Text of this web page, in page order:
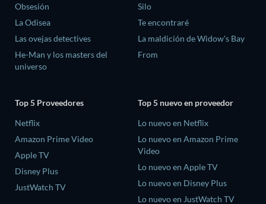
Obsesión
La Odisea
Las ovejas detectives
He-Man y los masters del
universo
Silo
Te encontraré
La maldición de Widow's Bay
From
Top 5 Proveedores
Netflix
Amazon Prime Video
Apple TV
Disney Plus
JustWatch TV
Top 5 nuevo en proveedor
Lo nuevo en Netflix
Lo nuevo en Amazon Prime
Video
Lo nuevo en Apple TV
Lo nuevo en Disney Plus
Lo nuevo en JustWatch TV